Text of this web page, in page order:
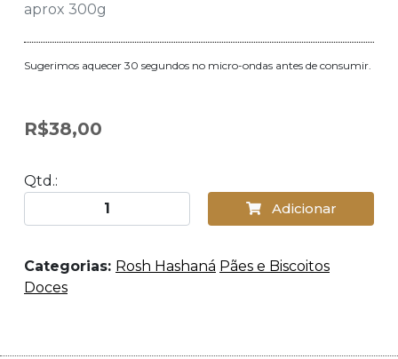
aprox 300g
Sugerimos aquecer 30 segundos no micro-ondas antes de consumir.
R$38,00
Qtd.:
Adicionar
Categorias: Rosh Hashaná Pães e Biscoitos
Doces